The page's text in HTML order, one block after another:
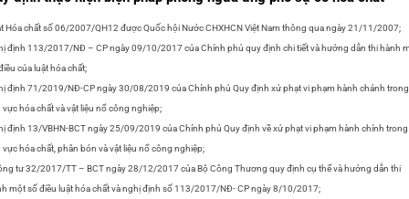
Hóa chất số 06/2007/QH12 được Quốc hội Nước CHXHCN Việt Nam thông qua ngày 21/11/2007;
định 113/2017/NĐ – CP ngày 09/10/2017 của Chính phủ quy định chi tiết và hướng dẫn thi hành
của luật hóa chất;
định 71/2019/NĐ-CP ngày 30/08/2019 của Chính phủ Quy định xử phạt vi phạm hành chánh trong
vực hóa chất và vật liệu nổ công nghiệp;
định 13/VBHN-BCT ngày 25/09/2019 của Chính phủ Quy định về xử phạt vi phạm hành chính trong
vực hóa chất, phân bón và vật liệu nổ công nghiệp;
tư 32/2017/TT – BCT ngày 28/12/2017 của Bộ Công Thương quy định cụ thể và hướng dẫn thi
một số điều luật hóa chất và nghị định số 113/2017/NĐ- CP ngày 8/10/2017;